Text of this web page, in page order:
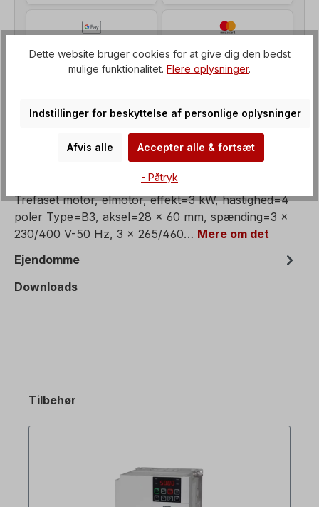
Trefaset motor, elmotor, effekt=3 kW, hastighed=4
poler Type=B3, aksel=28 x 60 mm, spænding=3 x
230/400 V-50 Hz, 3 x 265/460… Mere om det
Ejendomme
Downloads
Tilbehør
Dette website bruger cookies for at give dig den bedst
mulige funktionalitet. Flere oplysninger.
Indstillinger for beskyttelse af personlige oplysninger
Afvis alle Accepter alle & fortsæt
- Påtryk